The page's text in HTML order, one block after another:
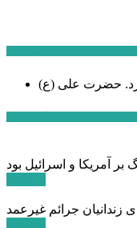
حضرت علی (ع)
زندانیان جرائم غیرعمد